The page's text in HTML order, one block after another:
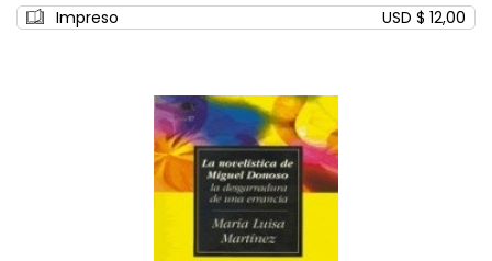
Impreso
USD $ 12,00